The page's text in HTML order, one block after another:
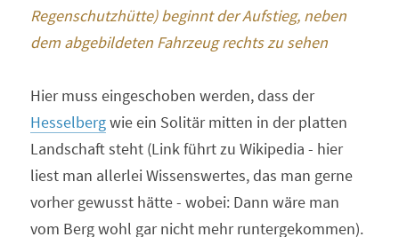
Regenschutzhütte) beginnt der Aufstieg, neben
dem abgebildeten Fahrzeug rechts zu sehen
Hier muss eingeschoben werden, dass der
Hesselberg wie ein Solitär mitten in der platten
Landschaft steht (Link führt zu Wikipedia - hier
liest man allerlei Wissenswertes, das man gerne
vorher gewusst hätte - wobei: Dann wäre man
vom Berg wohl gar nicht mehr runtergekommen).